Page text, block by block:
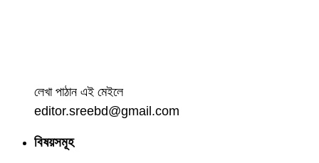
লেখা পাঠান এই মেইলে
editor.sreebd@gmail.com
বিষয়সমূহ